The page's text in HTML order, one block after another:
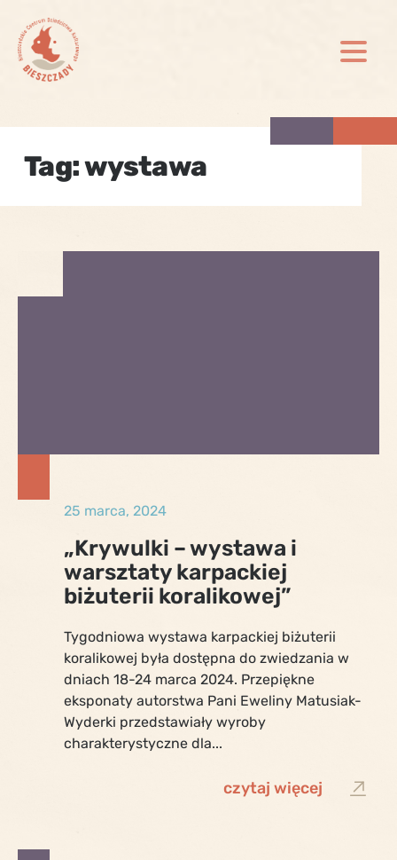
content
Tag:wystawa
25 marca, 2024
„Krywulki – wystawa i
warsztaty karpackiej
biżuterii koralikowej”
Tygodniowa wystawa karpackiej biżuterii
koralikowej była dostępna do zwiedzania w
dniach 18-24 marca 2024. Przepiękne
eksponaty autorstwa Pani Eweliny Matusiak-
Wyderki przedstawiały wyroby
charakterystyczne dla...
czytaj więcej